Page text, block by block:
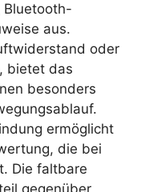
Bluetooth-
aus.
oder
bietet das
besonders
ermöglicht
die bei
Die faltbare